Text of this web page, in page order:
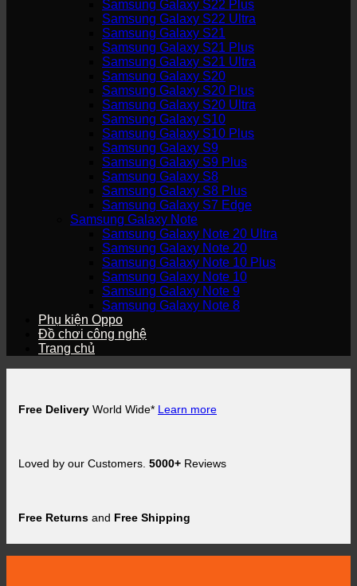
Samsung Galaxy S22 Plus
Samsung Galaxy S22 Ultra
Samsung Galaxy S21
Samsung Galaxy S21 Plus
Samsung Galaxy S21 Ultra
Samsung Galaxy S20
Samsung Galaxy S20 Plus
Samsung Galaxy S20 Ultra
Samsung Galaxy S10
Samsung Galaxy S10 Plus
Samsung Galaxy S9
Samsung Galaxy S9 Plus
Samsung Galaxy S8
Samsung Galaxy S8 Plus
Samsung Galaxy S7 Edge
Samsung Galaxy Note
Samsung Galaxy Note 20 Ultra
Samsung Galaxy Note 20
Samsung Galaxy Note 10 Plus
Samsung Galaxy Note 10
Samsung Galaxy Note 9
Samsung Galaxy Note 8
Phụ kiện Oppo
Đồ chơi công nghệ
Trang chủ
Free Delivery World Wide* Learn more
Loved by our Customers. 5000+ Reviews
Free Returns and Free Shipping